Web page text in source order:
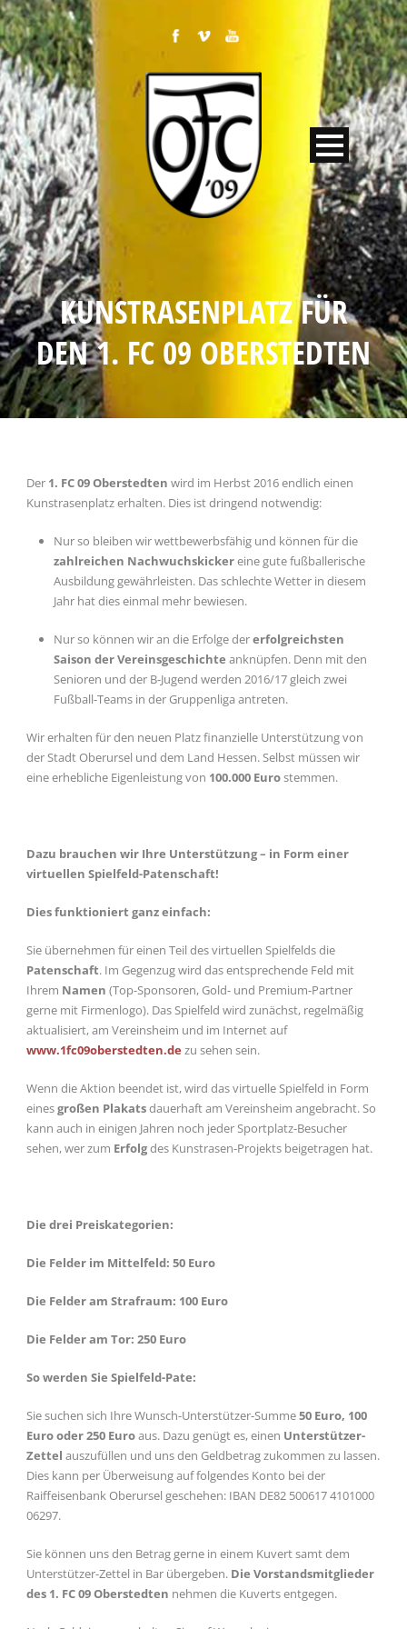
KUNSTRASENPLATZ FÜR
DEN 1. FC 09 OBERSTEDTEN
Der 1. FC 09 Oberstedten wird im Herbst 2016 endlich einen
Kunstrasenplatz erhalten. Dies ist dringend notwendig:
Nur so bleiben wir wettbewerbsfähig und können für die
zahlreichen Nachwuchskickereine gute fußballerische
Ausbildung gewährleisten. Das schlechte Wetter in diesem
Jahr hat dies einmal mehr bewiesen.
Nur so können wir an die Erfolge dererfolgreichsten
Saison der Vereinsgeschichte anknüpfen. Denn mit den
Senioren und der B-Jugend werden 2016/17 gleich zwei
Fußball-Teams in der Gruppenliga antreten.
Wir erhalten für den neuen Platz finanzielle Unterstützung von
der Stadt Oberursel und dem Land Hessen. Selbst müssen wir
eine erhebliche Eigenleistung von 100.000 Eurostemmen.
Dazu brauchen wir Ihre Unterstützung – in Form einer
virtuellen Spielfeld-Patenschaft!
Dies funktioniert ganz einfach:
Sie übernehmen für einen Teil des virtuellen Spielfelds die
Patenschaft. Im Gegenzug wird das entsprechende Feld mit
Ihrem Namen (Top-Sponsoren, Gold- und Premium-Partner
gerne mit Firmenlogo). Das Spielfeld wird zunächst, regelmäßig
aktualisiert, am Vereinsheim und im Internet auf
www.1fc09oberstedten.de zu sehen sein.
Wenn die Aktion beendet ist, wird das virtuelle Spielfeld in Form
einesgroßen Plakatsdauerhaft am Vereinsheim angebracht. So
kann auch in einigen Jahren noch jeder Sportplatz-Besucher
sehen, wer zum Erfolgdes Kunstrasen-Projekts beigetragen hat.
Die drei Preiskategorien:
Die Felder im Mittelfeld: 50 Euro
Die Felder am Strafraum: 100 Euro
Die Felder am Tor: 250 Euro
So werden Sie Spielfeld-Pate:
Sie suchen sich Ihre Wunsch-Unterstützer-Summe50 Euro, 100
Euro oder 250 Euroaus. Dazu genügt es, einen Unterstützer-
Zettel auszufüllen und uns den Geldbetrag zukommen zu lassen.
Dies kann per Überweisung auf folgendes Konto bei der
Raiffeisenbank Oberursel geschehen: IBAN DE82 500617 4101000
06297.
Sie können uns den Betrag gerne in einem Kuvert samt dem
Unterstützer-Zettel in Bar übergeben. Die Vorstandsmitglieder
des 1. FC 09 Oberstedten nehmen die Kuverts entgegen.